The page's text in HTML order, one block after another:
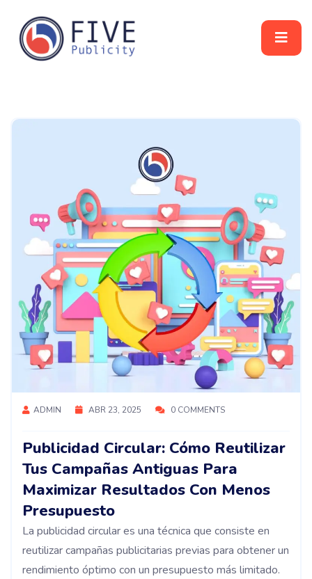
ADMIN ABR 23, 2025 0 COMMENTS
Publicidad Circular: Cómo Reutilizar
Tus Campañas Antiguas Para
Maximizar Resultados Con Menos
Presupuesto
La publicidad circular es una técnica que consiste en
reutilizar campañas publicitarias previas para obtener un
rendimiento óptimo con un presupuesto más limitado.